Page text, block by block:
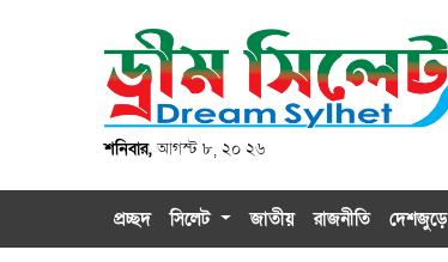
শনিবার,আগস্ট ৮, ২০ ২৬
প্রচ্ছদ সিলেট জাতীয় রাজনীতি দেশজুড়ে